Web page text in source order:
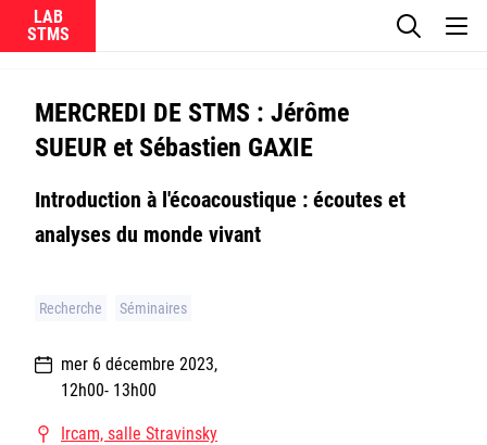
LAB
La recherche
MERCREDI DE STMS : Jérôme
SUEUR et Sébastien GAXIE
Introduction à l'écoacoustique : écoutes et
analyses du monde vivant
Recherche Séminaires
mer 6 décembre 2023,
12h00- 13h00
Ircam, salle Stravinsky